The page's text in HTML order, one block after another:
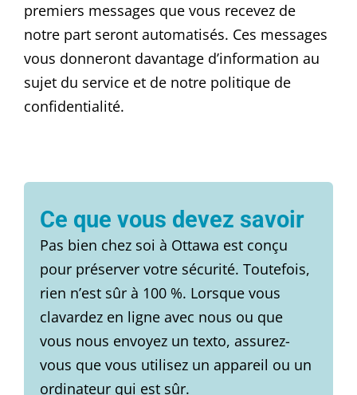
premiers messages que vous recevez de
notre part seront automatisés. Ces messages
vous donneront davantage d’information au
sujet du service et de notre politique de
confidentialité.
Ce que vous devez savoir
Pas bien chez soi à Ottawa est conçu
pour préserver votre sécurité. Toutefois,
rien n’est sûr à 100 %. Lorsque vous
clavardez en ligne avec nous ou que
vous nous envoyez un texto, assurez-
vous que vous utilisez un appareil ou un
ordinateur qui est sûr.